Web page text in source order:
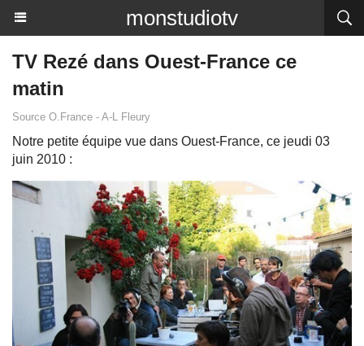
monstudiotv
TV Rezé dans Ouest-France ce
matin
Source O.France - A-L Fleury
Notre petite équipe vue dans Ouest-France, ce jeudi 03
juin 2010 :